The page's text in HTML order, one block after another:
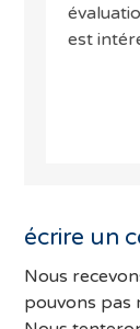
est
écrire un
Nous
pouvons pas